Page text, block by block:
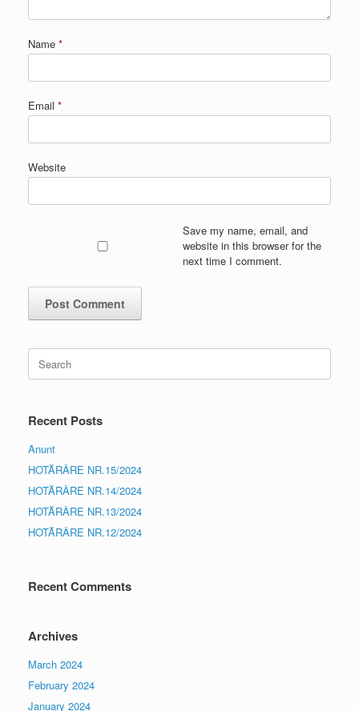
Name *
Email *
Website
Save my name, email, and
website in this browser for the
next time I comment.
for:
Recent Posts
Anunt
HOTĂRÂRE NR.15/2024
HOTĂRÂRE NR.14/2024
HOTĂRÂRE NR.13/2024
HOTĂRÂRE NR.12/2024
Recent Comments
Archives
March 2024
February 2024
January 2024